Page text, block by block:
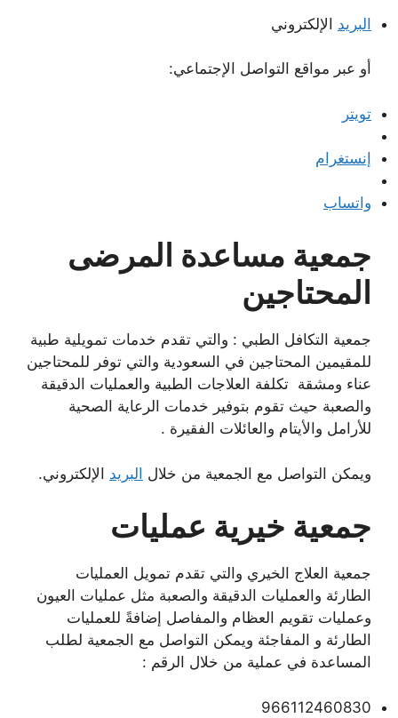
البريد الإلكتروني
أو عبر مواقع التواصل الإجتماعي:
تويتر
إنستغرام
واتساب
جمعية مساعدة المرضى
المحتاجين
جمعية التكافل الطبي : والتي تقدم خدمات تمويلية طبية
للمقيمين المحتاجين في السعودية والتي توفر للمحتاجين
عناء ومشقة تكلفة العلاجات الطبية والعمليات الدقيقة
والصعبة حيث تقوم بتوفير خدمات الرعاية الصحية
للأرامل والأيتام والعائلات الفقيرة .
ويمكن التواصل مع الجمعية من خلال البريد الإلكتروني.
جمعية خيرية عمليات
جمعية العلاج الخيري والتي تقدم تمويل العمليات
الطارئة والعمليات الدقيقة والصعبة مثل عمليات العيون
وعمليات تقويم العظام والمفاصل إضافةً للعمليات
الطارئة و المفاجئة ويمكن التواصل مع الجمعية لطلب
المساعدة في عملية من خلال الرقم :
966112460830